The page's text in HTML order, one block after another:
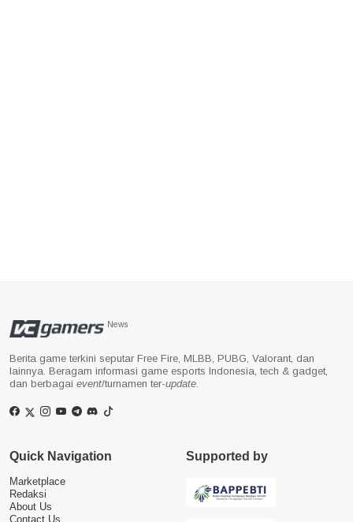
News
Berita game terkini seputar Free Fire, MLBB, PUBG, Valorant, dan
lainnya. Beragam informasi game esports Indonesia, tech & gadget,
dan berbagai event/turnamen ter-update.
Quick Navigation
Marketplace
Redaksi
About Us
Contact Us
Supported by